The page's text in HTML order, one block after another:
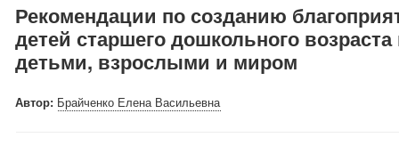
Рекомендации по созданию
детей старшего дошкольного
детьми, взрослыми и миром
Автор: Брайченко Елена Васильевна